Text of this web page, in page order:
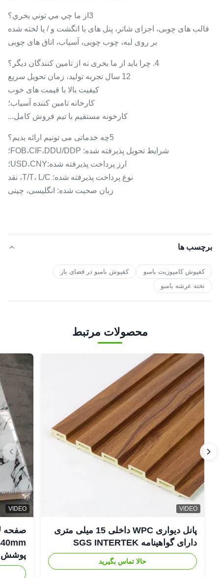
3از ما چي مي توني بخري؟
قالب های چوبی، اجزای شاتر، پنل های با انگشت و / یا لخته شده
بر روی لبه، چوب چوبی، آسیاب، اتاق های چوبی
4. چرا باید از ما بخری نه از تامین کنندگان دیگر؟
12 سال تجربه توليد، زمان تحویل سريع
کیفیت بالا با قیمت های خوب
کارخانه تامین کننده آسیاب؛
کارخونه مستقیم با تیم فروش کامل...
5چه خدماتی می تونیم ارائه بدیم؟
شرایط تحویل پذیرفته شده: FOB،CIF،DDU/DDP؛
ارز پرداخت پذیرفته شده:USD،CNY؛
نوع پرداخت پذیرفته شده: T/T، L/C، نقد
زبان صحبت شده: انگلیسی، چینی
برچسب ها
کفپوش کامپوزیت بامبو
کفپوش بامبو در فضای باز
تخته عرشه بامبو
محصولات مرتبط
VIDEO
پانل دیواری WPC داخلی 15 میلی متری
دارای گواهینامه SGS INTERTEK
حالا تماس بگیرید
VIDEO
پوشش